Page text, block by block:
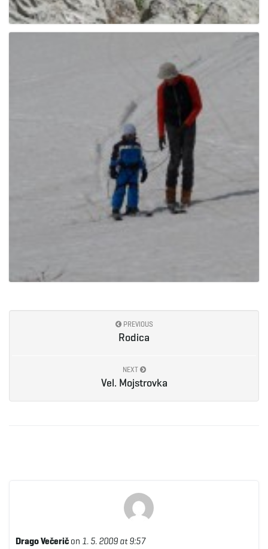
PREVIOUS
Rodica
NEXT
Vel. Mojstrovka
Drago Večerič on 1. 5. 2009 at 9:57